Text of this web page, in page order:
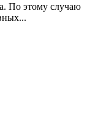
По этому случаю